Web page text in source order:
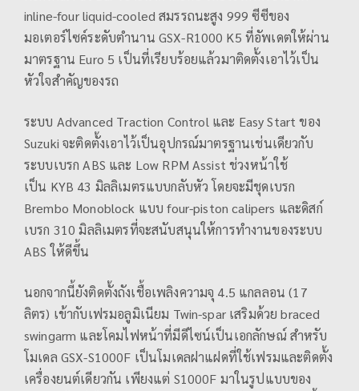
inline-four liquid-cooled สมรรถนะสูง 999 ซีซีของ
มอเตอร์ไซค์ระดับตำนาน GSX-R1000 K5 ที่อัพเดตให้ผ่าน
มาตรฐาน Euro 5 เป็นที่เรียบร้อยแล้วมาติดตั้งเอาไว้เป็น
หัวใจสำคัญของรถ
ระบบ Advanced Traction Control และ Easy Start ของ
Suzuki จะติดตั้งเอาไว้เป็นอุปกรณ์มาตรฐานเช่นเดียวกับ
ระบบเบรก ABS และ Low RPM Assist ช่วงหน้าใช้
เป็น KYB 43 มิลลิเมตรแบบกลับหัว โดยจะมีชุดเบรก
Brembo Monoblock แบบ four-piston calipers และดิสก์
เบรก 310 มิลลิเมตรที่จะสนับสนุนให้การทำงานของระบบ
ABS ให้ดีขึ้น
นอกจากนี้ยังติดตั้งถังเชื้อเพลิงความจุ 4.5 แกลลอน (17
ลิตร) เข้ากับเฟรมอลูมิเนียม Twin-spar เสริมด้วย braced
swingarm และโคมไฟหน้าที่มีดีไซน์เป็นเอกลักษณ์ สำหรับ
โมเดล GSX-S1000F เป็นโมเดลฝาแฝดที่ใช้เฟรมและติดตั้ง
เครื่องยนต์เดียวกัน เพียงแต่ S1000F มาในรูปแบบของ